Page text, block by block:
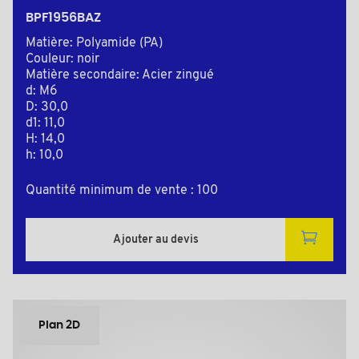
BPF1956BAZ
Matière: Polyamide (PA)
Couleur: noir
Matière secondaire: Acier zingué
d: M6
D: 30,0
d1: 11,0
H: 14,0
h: 10,0
Quantité minimum de vente : 100
Ajouter au devis
Plan 2D